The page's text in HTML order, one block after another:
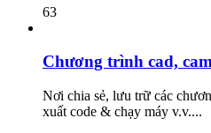
63
Chương trình cad,
Nơi chia sẻ, lưu trữ các
xuất code & chạy máy v.v....